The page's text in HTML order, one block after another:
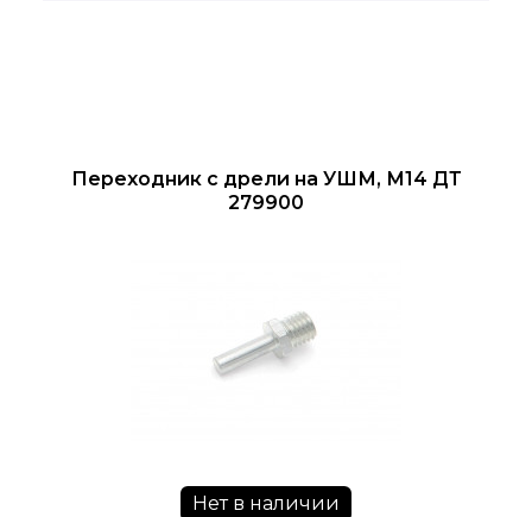
Переходник с дрели на УШМ, М14 ДТ
279900
Нет в наличии